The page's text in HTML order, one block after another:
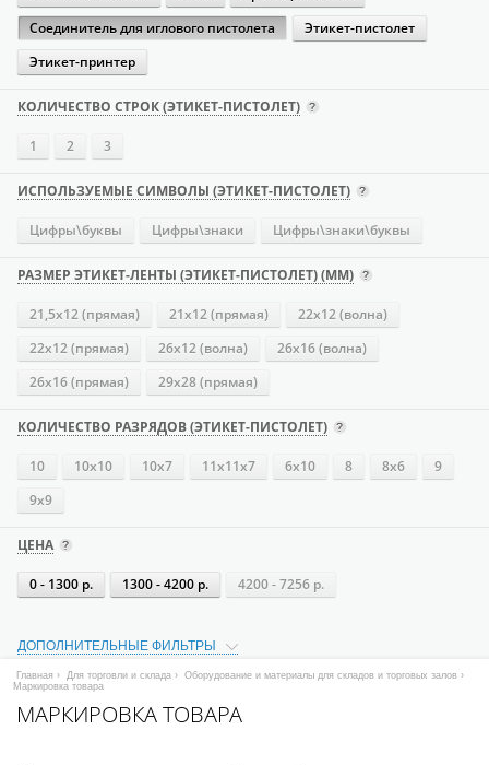
Соединитель для иглового пистолета
Этикет-пистолет
Этикет-принтер
КОЛИЧЕСТВО СТРОК (ЭТИКЕТ-ПИСТОЛЕТ)
1 2 3
ИСПОЛЬЗУЕМЫЕ СИМВОЛЫ (ЭТИКЕТ-ПИСТОЛЕТ)
Цифры\буквы Цифры\знаки Цифры\знаки\буквы
РАЗМЕР ЭТИКЕТ-ЛЕНТЫ (ЭТИКЕТ-ПИСТОЛЕТ) (ММ)
21,5х12 (прямая) 21х12 (прямая)
22х12 (волна)
22х12 (прямая)
26х12 (волна)
26х16 (волна)
26х16 (прямая)
29х28 (прямая)
КОЛИЧЕСТВО РАЗРЯДОВ (ЭТИКЕТ-ПИСТОЛЕТ)
10 10х10 10х7 11х11х7 6х10 8 8х6
9
9х9
ЦЕНА
0 - 1300 р. 1300 - 4200 р. 4200 - 7256 р.
ДОПОЛНИТЕЛЬНЫЕ ФИЛЬТРЫ
Главная › Для торговли и склада › Оборудование и материалы для складов и торговых залов ›
Маркировка товара
МАРКИРОВКА ТОВАРА